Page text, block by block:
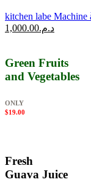
kitchen labe Machine
د.م.1,000.00
Green Fruits
and Vegetables
ONLY
$19.00
Fresh
Guava Juice